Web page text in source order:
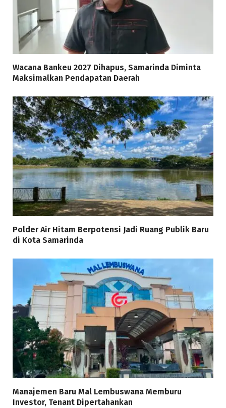
Wacana Bankeu 2027 Dihapus, Samarinda Diminta
Maksimalkan Pendapatan Daerah
Polder Air Hitam Berpotensi Jadi Ruang Publik Baru
di Kota Samarinda
Manajemen Baru Mal Lembuswana Memburu
Investor, Tenant Dipertahankan